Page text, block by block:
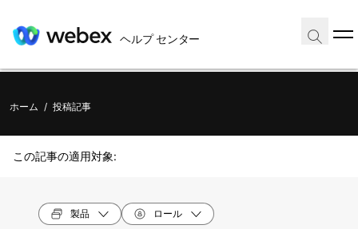
ヘルプ センター
ホーム / 投稿記事
この記事の適用対象:
製品 ロール